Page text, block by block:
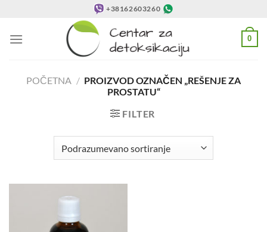
sadržaj
+38162603260
0
POČETNA / PROIZVOD OZNAČEN „REŠENJE ZA
PROSTATU“
FILTER